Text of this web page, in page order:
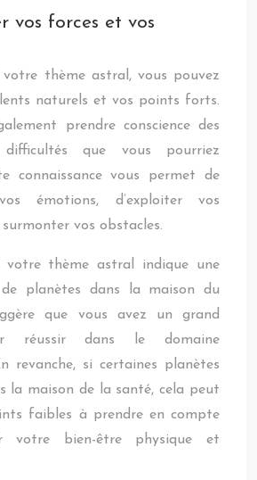
vos forces et vos
votre thème astral, vous pouvez
naturels et vos points forts.
prendre conscience des
que vous pourriez
connaissance vous permet de
émotions, d’exploiter vos
vos obstacles.
votre thème astral indique une
planètes dans la maison du
que vous avez un grand
réussir dans le domaine
revanche, si certaines planètes
la maison de la santé, cela peut
faibles à prendre en compte
votre bien-être physique et